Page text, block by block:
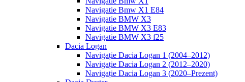
Navigatie Bmw X1 E84
Navigatie BMW X3
Navigatie BMW X3 E83
Navigatie BMW X3 f25
Dacia Logan
Navigație Dacia Logan 1 (2004–2012)
Navigație Dacia Logan 2 (2012–2020)
Navigație Dacia Logan 3 (2020–Prezent)